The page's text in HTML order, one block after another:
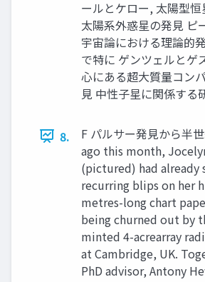
ールとケロー, 太陽型
太陽系外惑星の発見 ピ
宇宙論における理論的
で特に ゲンツェルとゲ
心にある超大質量コン
見 中性子星に関係する
8.
F パルサー発見から半
ago this month,
(pictured) had already
recurring blips on her
metres-long chart
being churned out by
minted 4-acrearray
at Cambridge, UK.
PhD advisor, Antony